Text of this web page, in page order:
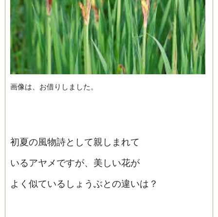
画像は、お借りしました。
初夏の風物詩として親しまれて
いるアヤメですが、美しい花が
よく似ているしょうぶとの違いは？